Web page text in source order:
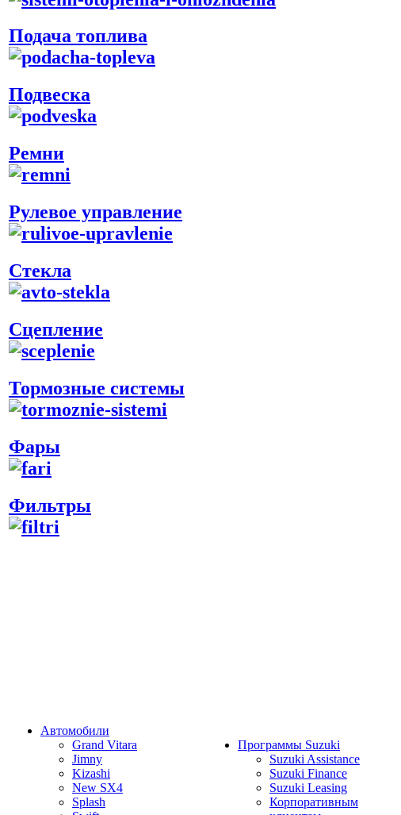
Подача топлива
Подвеска
Ремни
Рулевое управление
Стекла
Сцепление
Тормозные системы
Фары
Фильтры
Автомобили
Grand Vitara
Jimny
Kizashi
New SX4
Splash
Программы Suzuki
Suzuki Assistance
Suzuki Finance
Suzuki Leasing
Корпоративным